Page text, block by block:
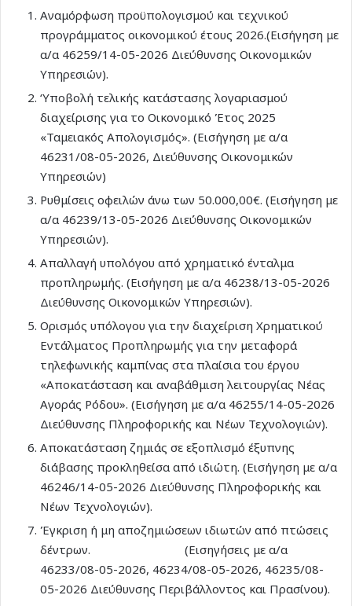
Αναμόρφωση προϋπολογισμού και τεχνικού
προγράμματος οικονομικού έτους 2026.(Εισήγηση με
α/α 46259/14-05-2026 Διεύθυνσης Οικονομικών
Υπηρεσιών).
‘Υποβολή τελικής κατάστασης λογαριασμού
διαχείρισης για το Οικονομικό Έτος 2025
«Ταμειακός Απολογισμός». (Εισήγηση με α/α
46231/08-05-2026, Διεύθυνσης Οικονομικών
Υπηρεσιών)
Ρυθμίσεις οφειλών άνω των 50.000,00€. (Εισήγηση με
α/α 46239/13-05-2026 Διεύθυνσης Οικονομικών
Υπηρεσιών).
Απαλλαγή υπολόγου από χρηματικό ένταλμα
προπληρωμής. (Εισήγηση με α/α 46238/13-05-2026
Διεύθυνσης Οικονομικών Υπηρεσιών).
Ορισμός υπόλογου για την διαχείριση Χρηματικού
Εντάλματος Προπληρωμής για την μεταφορά
τηλεφωνικής καμπίνας στα πλαίσια του έργου
«Αποκατάσταση και αναβάθμιση λειτουργίας Νέας
Αγοράς Ρόδου». (Εισήγηση με α/α 46255/14-05-2026
Διεύθυνσης Πληροφορικής και Νέων Τεχνολογιών).
Αποκατάσταση ζημιάς σε εξοπλισμό έξυπνης
διάβασης προκληθείσα από ιδιώτη. (Εισήγηση με α/α
46246/14-05-2026 Διεύθυνσης Πληροφορικής και
Νέων Τεχνολογιών).
Έγκριση ή μη αποζημιώσεων ιδιωτών από πτώσεις
δέντρων. (Εισηγήσεις με α/α
46233/08-05-2026, 46234/08-05-2026, 46235/08-
05-2026 Διεύθυνσης Περιβάλλοντος και Πρασίνου).